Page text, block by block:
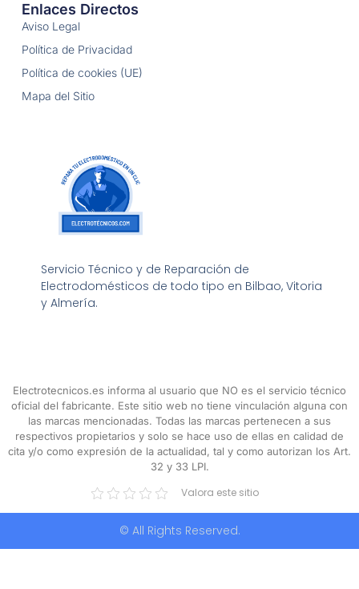
Servicio Técnico y de Reparación de
Electrodomésticos de todo tipo en Bilbao, Vitoria
y Almería.
Enlaces Directos
Aviso Legal
Política de Privacidad
Política de cookies (UE)
Mapa del Sitio
Electrotecnicos.es informa al usuario que NO es el servicio técnico
oficial del fabricante. Este sitio web no tiene vinculación alguna con
las marcas mencionadas. Todas las marcas pertenecen a sus
respectivos propietarios y solo se hace uso de ellas en calidad de
cita y/o como expresión de la actualidad, tal y como autorizan los Art.
32 y 33 LPI.
Valora este sitio
© All Rights Reserved.